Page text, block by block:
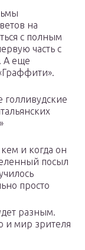
на
с полным
часть с
А еще
и когда он
посыл
просто
разным.
и мир зрителя